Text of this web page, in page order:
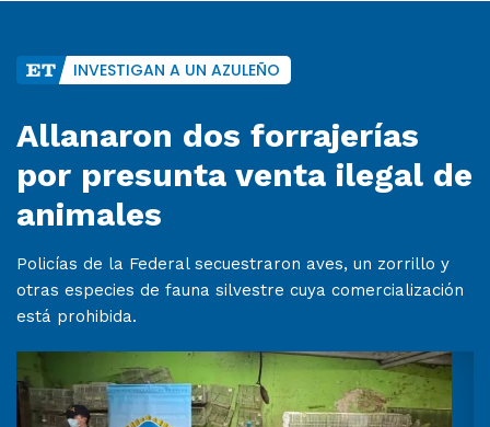
INVESTIGAN A UN AZULEÑO
Allanaron dos forrajerías
por presunta venta ilegal de
animales
Policías de la Federal secuestraron aves, un zorrillo y
otras especies de fauna silvestre cuya comercialización
está prohibida.